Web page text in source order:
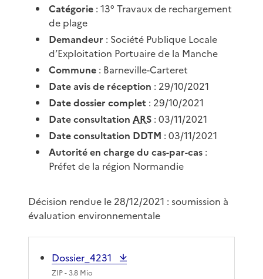
Catégorie : 13° Travaux de rechargement
de plage
Demandeur : Société Publique Locale
d’Exploitation Portuaire de la Manche
Commune : Barneville-Carteret
Date avis de réception : 29/10/2021
Date dossier complet : 29/10/2021
Date consultationARS : 03/11/2021
Date consultation DDTM : 03/11/2021
Autorité en charge du cas-par-cas :
Préfet de la région Normandie
Décision rendue le 28/12/2021 : soumission à
évaluation environnementale
Dossier_4231
ZIP- 3.8 Mio